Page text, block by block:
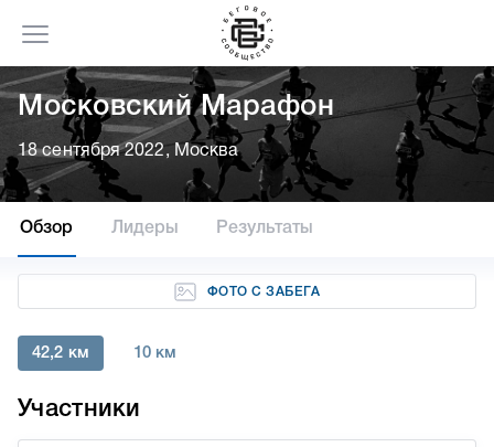
Московский Марафон
18 сентября 2022, Москва
Обзор Лидеры Результаты
ФОТО С ЗАБЕГА
42,2 км 10 км
Участники